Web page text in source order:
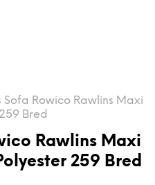
Sofa Rowico Rawlins Maxi
Bred
Rawlins Maxi
259 Bred